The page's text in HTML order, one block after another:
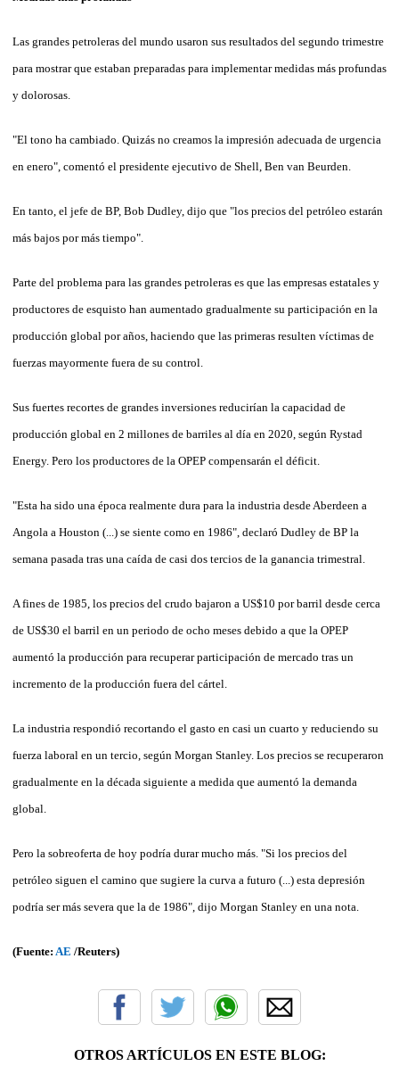
Las grandes petroleras del mundo usaron sus resultados del segundo trimestre
para mostrar que estaban preparadas para implementar medidas más profundas
y dolorosas.
"El tono ha cambiado. Quizás no creamos la impresión adecuada de urgencia
en enero", comentó el presidente ejecutivo de Shell, Ben van Beurden.
En tanto, el jefe de BP, Bob Dudley, dijo que "los precios del petróleo estarán
más bajos por más tiempo".
Parte del problema para las grandes petroleras es que las empresas estatales y
productores de esquisto han aumentado gradualmente su participación en la
producción global por años, haciendo que las primeras resulten víctimas de
fuerzas mayormente fuera de su control.
Sus fuertes recortes de grandes inversiones reducirían la capacidad de
producción global en 2 millones de barriles al día en 2020, según Rystad
Energy. Pero los productores de la OPEP compensarán el déficit.
"Esta ha sido una época realmente dura para la industria desde Aberdeen a
Angola a Houston (...) se siente como en 1986", declaró Dudley de BP la
semana pasada tras una caída de casi dos tercios de la ganancia trimestral.
A fines de 1985, los precios del crudo bajaron a US$10 por barril desde cerca
de US$30 el barril en un periodo de ocho meses debido a que la OPEP
aumentó la producción para recuperar participación de mercado tras un
incremento de la producción fuera del cártel.
La industria respondió recortando el gasto en casi un cuarto y reduciendo su
fuerza laboral en un tercio, según Morgan Stanley. Los precios se recuperaron
gradualmente en la década siguiente a medida que aumentó la demanda
global.
Pero la sobreoferta de hoy podría durar mucho más. "Si los precios del
petróleo siguen el camino que sugiere la curva a futuro (...) esta depresión
podría ser más severa que la de 1986", dijo Morgan Stanley en una nota.
(Fuente: AE /Reuters)
OTROS ARTÍCULOS EN ESTE BLOG: